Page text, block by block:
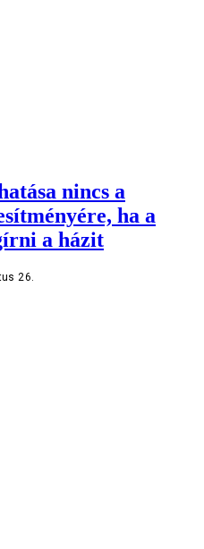
nincs a
ha a
a házit
26.